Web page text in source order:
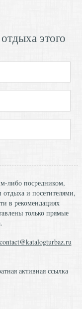
этого
либо посредником,
и посетителями,
в рекомендациях
только прямые
contact@katalogturbaz.ru
активная ссылка